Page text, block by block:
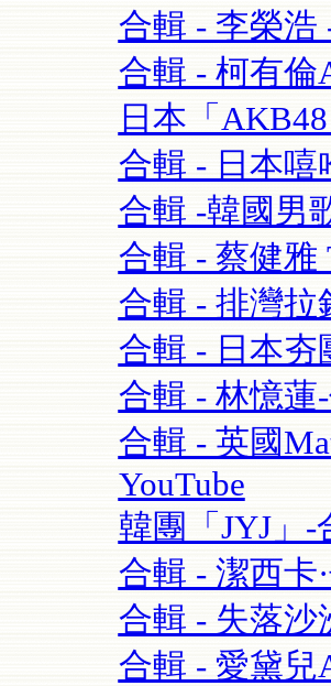
合輯 - 李榮浩
合輯 - 柯有倫
日本「
合輯 - 日本嘻
合輯 -韓國男
合輯 - 蔡健雅
合輯 - 排灣拉
合輯 - 日本夯
合輯 - 林憶蓮
合輯 - 英國
YouTube
韓團「JYJ」-
合輯 - 潔西卡
合輯 - 失落沙
合輯 - 愛黛兒